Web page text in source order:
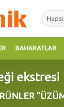
BAHARATLAR
ekstresi